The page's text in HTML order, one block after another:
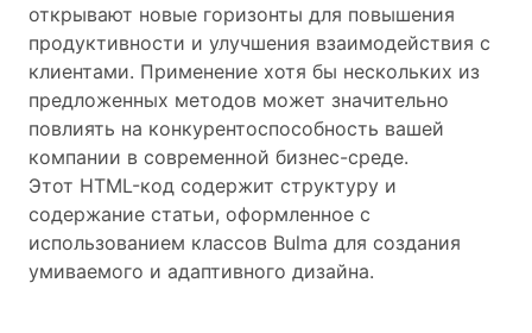
открывают новые горизонты для повышения
продуктивности и улучшения взаимодействия с
клиентами. Применение хотя бы нескольких из
предложенных методов может значительно
повлиять на конкурентоспособность вашей
компании в современной бизнес-среде.
Этот HTML-код содержит структуру и
содержание статьи, оформленное с
использованием классов Bulma для создания
умиваемого и адаптивного дизайна.